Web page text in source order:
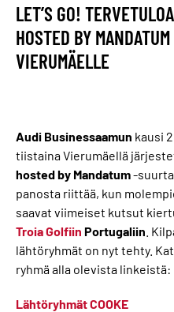
LET’S GO!
HOSTED BY
VIERUMÄELLE
Audi Businessaamun kausi
tiistaina Vierumäellä
hosted by Mandatum-
panosta riittää, kun
saavat viimeiset kutsut
Troia Golfiin Portugaliin .
lähtöryhmät on nyt tehty.
ryhmä alla olevista linkeistä:
Lähtöryhmät COOKE